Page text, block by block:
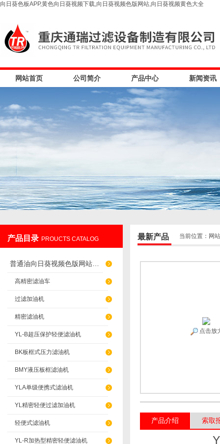
向日葵色板APP,黄色向日葵视频下载,向日葵视频色版网站,向日葵视频黄色大全
网站首页 公司简介 产品中心 新闻资讯
产品目录 PROUCTS CATALOG
高精密滤油车
过滤加油机
精密滤油机
YL-B超压保护轻便滤油机
BK板框式压力滤油机
BMY液压板框滤油机
YLA单级便携式滤油机
YL精密轻便过滤加油机
轻便式滤油机
YL-R加热型精密轻便滤油机
当前位置： 网
最新产品
点击放
产品介绍 索取